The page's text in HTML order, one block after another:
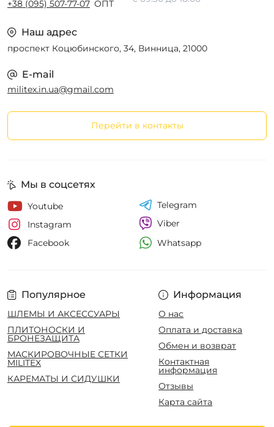
+38 (095) 507-77-07 ОПТ
Наш адрес
проспект Коцюбинского, 34, Винница, 21000
E-mail
militex.in.ua@gmail.com
Перейти в контакты
Популярное
ШЛЕМЫ И АКСЕССУАРЫ
ПЛИТОНОСКИ И
БРОНЕЗАЩИТА
МАСКИРОВОЧНЫЕ СЕТКИ
MILITEX
КАРЕМАТЫ И СИДУШКИ
Информация
О нас
Оплата и доставка
Обмен и возврат
Контактная
информация
Отзывы
Карта сайта
Мы в соцсетях
Youtube
Instagram
Facebook
Telegram
Viber
Whatsapp